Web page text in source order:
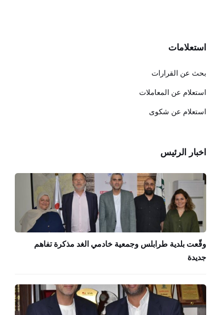
استعلامات
بحث عن القرارات
استعلام عن المعاملات
استعلام عن شكوى
اخبار الرئيس
وقّعت بلدية طرابلس وجمعية خادمي الغد مذكرة تفاهم
جديدة